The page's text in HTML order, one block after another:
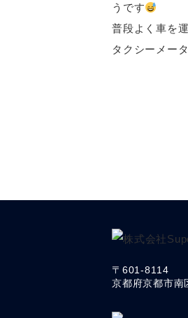
うです
普段よく車を
タクシーメー
〒601-8114
京都府京都市南